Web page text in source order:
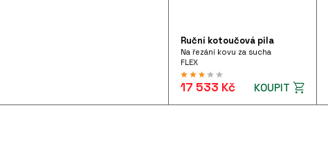
Ruční kotoučová pila
Na řezání kovu za sucha
FLEX
17 533 Kč KOUPIT